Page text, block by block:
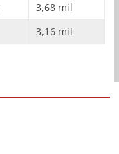
3,68 mil
3,16 mil